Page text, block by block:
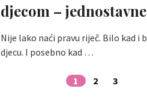
djecom –
Nije lako naći pravu riječ. Bilo kad
djecu. I posebno kad …
1 2 3